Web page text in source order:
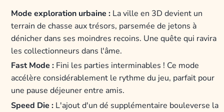
Mode exploration urbaine : La ville en 3D devient un
terrain de chasse aux trésors, parsemée de jetons à
dénicher dans ses moindres recoins. Une quête qui ravira
les collectionneurs dans l'âme.
Fast Mode : Fini les parties interminables ! Ce mode
accélère considérablement le rythme du jeu, parfait pour
une pause déjeuner entre amis.
Speed Die : L'ajout d'un dé supplémentaire bouleverse la